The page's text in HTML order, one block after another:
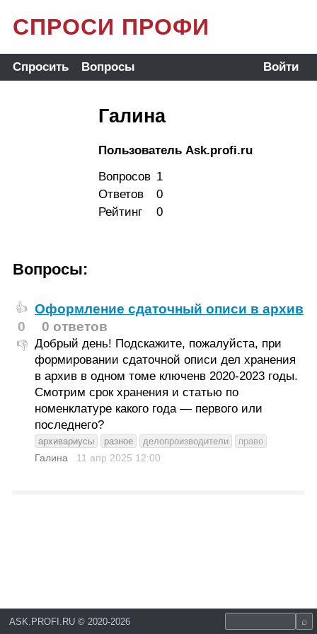
СПРОСИ ПРОФИ
Спросить Вопросы Войти
Галина
Пользователь Ask.profi.ru
Вопросов 1
Ответов
0
Рейтинг
0
Вопросы:
👍
0
👎
Оформление сдаточный описи в архив
0 ответов
Добрый день! Подскажите, пожалуйста, при
формировании сдаточной описи дел хранения
в архив в одном томе ключенв 2020-2023 годы.
Смотрим срок хранения и статью по
номенклатуре какого года — первого или
последнего?
архивариусы разное делопроизводители право
Галина 11 апр 2025 12:00
ASK.PROFI.RU © 2020-2026